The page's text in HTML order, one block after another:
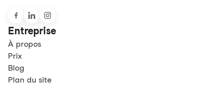
Entreprise
À propos
Prix
Blog
Plan du site